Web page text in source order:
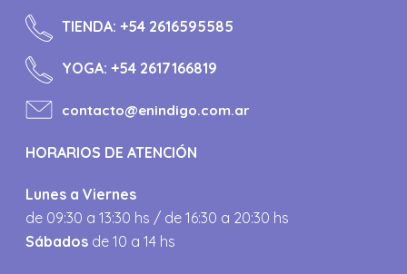
TIENDA:+54 2616595585
YOGA:+54 2617166819
contacto@enindigo.com.ar
HORARIOS DE ATENCIÓN
Lunes a Viernes
de 09:30 a 13:30 hs / de 16:30 a 20:30 hs
Sábados de 10 a 14 hs